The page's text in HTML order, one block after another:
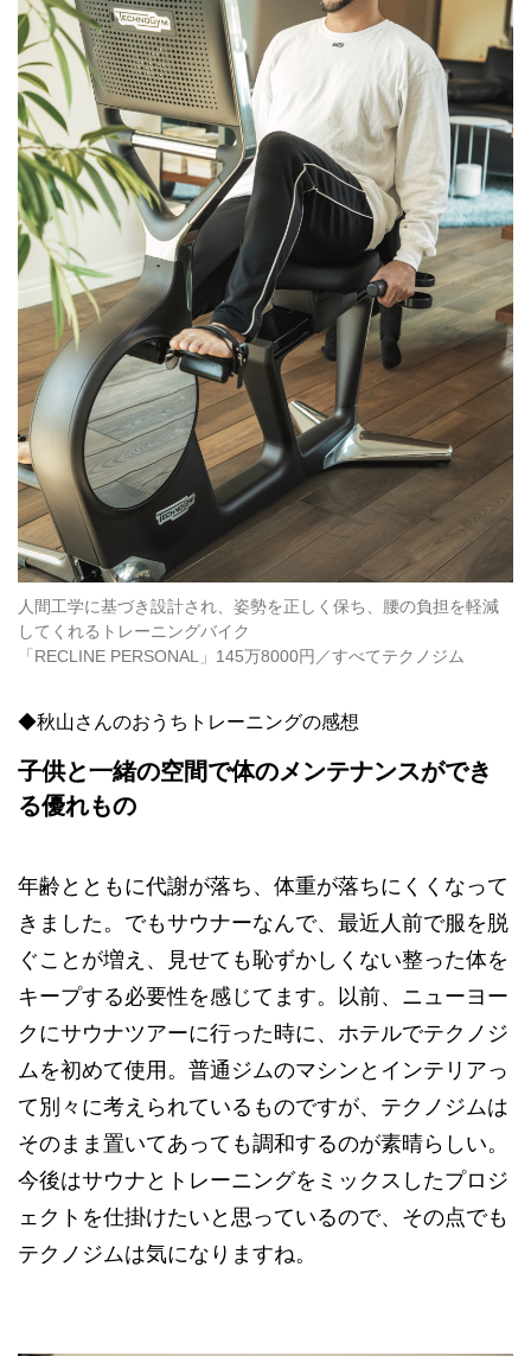
人間工学に基づき設計され、姿勢を正しく保ち、腰の負担を軽減
してくれるトレーニングバイク
「RECLINE PERSONAL」145万8000円／すべてテクノジム
◆秋山さんのおうちトレーニングの感想
子供と一緒の空間で体のメンテナンスができ
る優れもの
年齢とともに代謝が落ち、体重が落ちにくくなって
きました。でもサウナーなんで、最近人前で服を脱
ぐことが増え、見せても恥ずかしくない整った体を
キープする必要性を感じてます。以前、ニューヨー
クにサウナツアーに行った時に、ホテルでテクノジ
ムを初めて使用。普通ジムのマシンとインテリアっ
て別々に考えられているものですが、テクノジムは
そのまま置いてあっても調和するのが素晴らしい。
今後はサウナとトレーニングをミックスしたプロジ
ェクトを仕掛けたいと思っているので、その点でも
テクノジムは気になりますね。